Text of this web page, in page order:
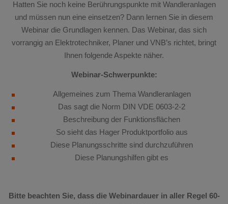
Hatten Sie noch keine Berührungspunkte mit Wandleranlagen
und müssen nun eine einsetzen? Dann lernen Sie in diesem
Webinar die Grundlagen kennen. Das Webinar, das sich
vorrangig an Elektrotechniker, Planer und VNB’s richtet, bringt
Ihnen folgende Aspekte näher.
Webinar-Schwerpunkte:
Allgemeines zum Thema Wandleranlagen
Das sagt die Norm DIN VDE 0603-2-2
Beschreibung der Funktionsflächen
So sieht das Hager Produktportfolio aus
Diese Planungsschritte sind durchzuführen
Diese Planungshilfen gibt es
Bitte beachten Sie, dass die Webinardauer in aller Regel 60-